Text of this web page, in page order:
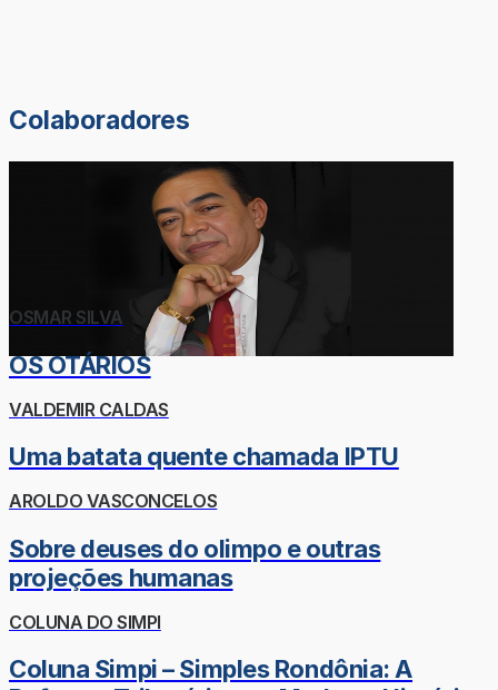
Colaboradores
OSMAR SILVA
OS OTÁRIOS
VALDEMIR CALDAS
Uma batata quente chamada IPTU
AROLDO VASCONCELOS
Sobre deuses do olimpo e outras
projeções humanas
COLUNA DO SIMPI
Coluna Simpi – Simples Rondônia: A